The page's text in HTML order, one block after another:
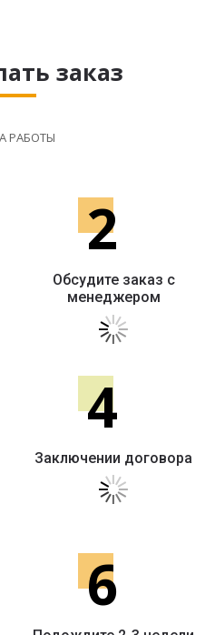
заказ
РАБОТЫ
2
Обсудите заказ с
менеджером
4
Заключении договора
6